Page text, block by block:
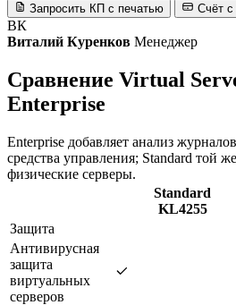
Запросить КП с печатью Счёт с
ВК
Виталий Куренков Менеджер
Сравнение Virtual
Enterprise
Enterprise добавляет анализ
средства управления; Standard той
физические серверы.
Standard
KL4255
Защита
Антивирусная
защита
виртуальных
серверов